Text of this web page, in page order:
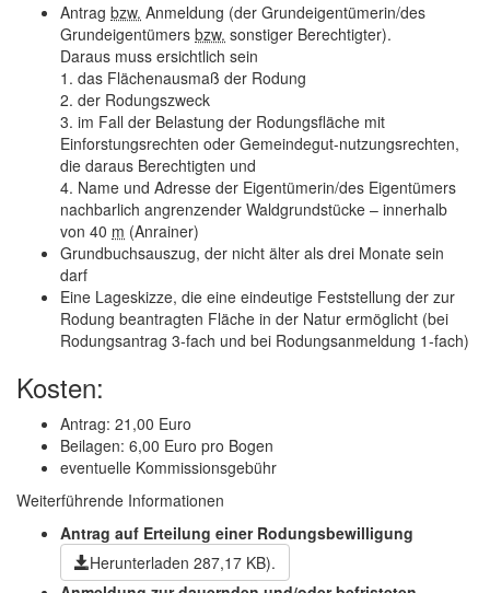
Antrag bzw. Anmeldung (der Grundeigentümerin/des
Grundeigentümers bzw. sonstiger Berechtigter).
Daraus muss ersichtlich sein
1. das Flächenausmaß der Rodung
2. der Rodungszweck
3. im Fall der Belastung der Rodungsfläche mit
Einforstungsrechten oder Gemeindegut-nutzungsrechten,
die daraus Berechtigten und
4. Name und Adresse der Eigentümerin/des Eigentümers
nachbarlich angrenzender Waldgrundstücke – innerhalb
von 40 m (Anrainer)
Grundbuchsauszug, der nicht älter als drei Monate sein
darf
Eine Lageskizze, die eine eindeutige Feststellung der zur
Rodung beantragten Fläche in der Natur ermöglicht (bei
Rodungsantrag 3-fach und bei Rodungsanmeldung 1-fach)
Kosten:
Antrag: 21,00 Euro
Beilagen: 6,00 Euro pro Bogen
eventuelle Kommissionsgebühr
Weiterführende Informationen
Antrag auf Erteilung einer Rodungsbewilligung
Herunterladen 287,17 KB).